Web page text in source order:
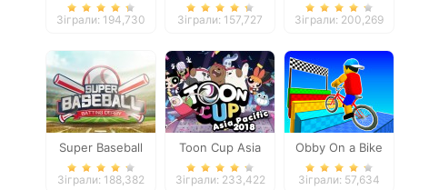
Зіграли: 194,730
Baahmy Golf
Зіграли: 157,727 Зіграли: 200,269
Super Baseball
Зіграли: 188,382
Toon Cup Asia
Pacific 2018
Зіграли: 233,422
Obby On a Bike
Зіграли: 57,634